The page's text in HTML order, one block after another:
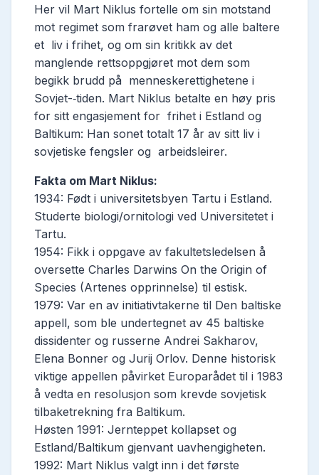
Her vil Mart Niklus fortelle om sin motstand
mot regimet som frarøvet ham og alle baltere
et liv i frihet, og om sin kritikk av det
manglende rettsoppgjøret mot dem som
begikk brudd på menneskerettighetene i
Sovjet-­‐tiden. Mart Niklus betalte en høy pris
for sitt engasjement for frihet i Estland og
Baltikum: Han sonet totalt 17 år av sitt liv i
sovjetiske fengsler og arbeidsleirer.
Fakta om Mart Niklus:
1934: Født i universitetsbyen Tartu i Estland.
Studerte biologi/ornitologi ved Universitetet i
Tartu.
1954: Fikk i oppgave av fakultetsledelsen å
oversette Charles Darwins On the Origin of
Species (Artenes opprinnelse) til estisk.
1979: Var en av initiativtakerne til Den baltiske
appell, som ble undertegnet av 45 baltiske
dissidenter og russerne Andrei Sakharov,
Elena Bonner og Jurij Orlov. Denne historisk
viktige appellen påvirket Europarådet til i 1983
å vedta en resolusjon som krevde sovjetisk
tilbaketrekning fra Baltikum.
Høsten 1991: Jernteppet kollapset og
Estland/Baltikum gjenvant uavhengigheten.
1992: Mart Niklus valgt inn i det første